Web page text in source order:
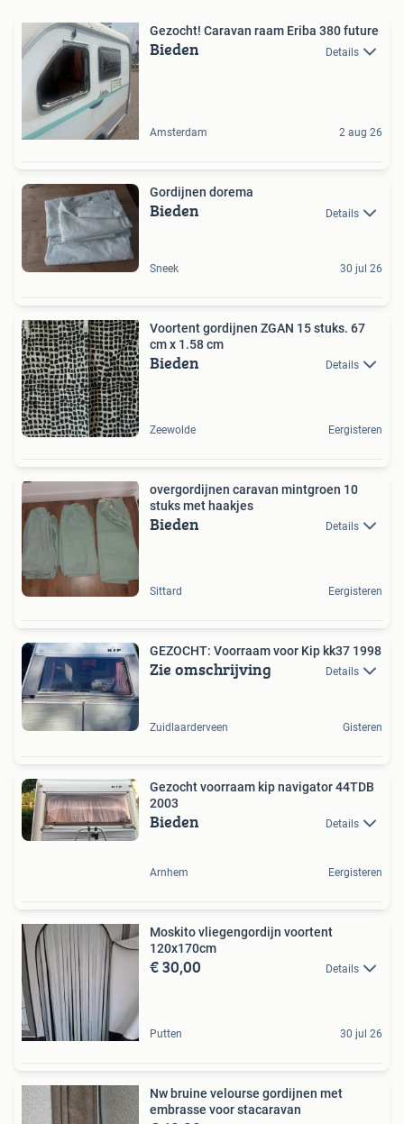
Gezocht! Caravan raam Eriba 380 future
Bieden Details
Amsterdam 2 aug 26
Gordijnen dorema
Bieden Details
Sneek 30 jul 26
Voortent gordijnen ZGAN 15 stuks. 67
cm x 1.58 cm
Bieden Details
Zeewolde Eergisteren
overgordijnen caravan mintgroen 10
stuks met haakjes
Bieden Details
Sittard Eergisteren
GEZOCHT: Voorraam voor Kip kk37 1998
Zie omschrijving Details
Zuidlaarderveen Gisteren
Gezocht voorraam kip navigator 44TDB
2003
Bieden Details
Arnhem Eergisteren
Moskito vliegengordijn voortent
120x170cm
€ 30,00 Details
Putten 30 jul 26
Nw bruine velourse gordijnen met
embrasse voor stacaravan